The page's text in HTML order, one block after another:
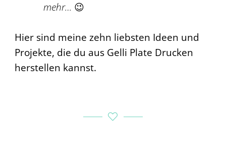
mehr… 😉
Hier sind meine zehn liebsten Ideen und
Projekte, die du aus Gelli Plate Drucken
herstellen kannst.